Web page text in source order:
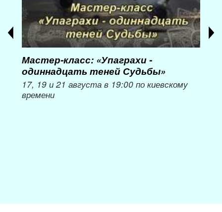
Мастер-класс: «Упаграхи -
одиннадцать теней Судьбы»
17, 19 и 21 августа в 19:00 по киевскому
времени